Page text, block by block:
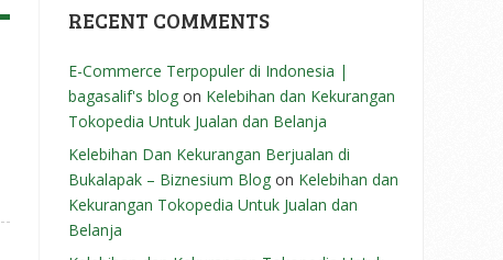
RECENT COMMENTS
E-Commerce Terpopuler di Indonesia |
bagasalif's blog on Kelebihan dan Kekurangan
Tokopedia Untuk Jualan dan Belanja
Kelebihan Dan Kekurangan Berjualan di
Bukalapak – Biznesium Blog on Kelebihan dan
Kekurangan Tokopedia Untuk Jualan dan
Belanja